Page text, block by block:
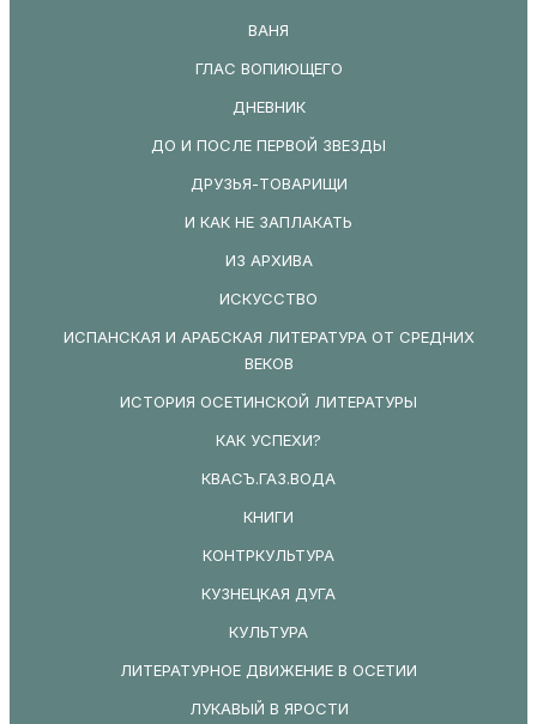
ВАНЯ
ГЛАС ВОПИЮЩЕГО
ДНЕВНИК
ДО И ПОСЛЕ ПЕРВОЙ ЗВЕЗДЫ
ДРУЗЬЯ-ТОВАРИЩИ
И КАК НЕ ЗАПЛАКАТЬ
ИЗ АРХИВА
ИСКУССТВО
ИСПАНСКАЯ И АРАБСКАЯ ЛИТЕРАТУРА ОТ СРЕДНИХ
ВЕКОВ
ИСТОРИЯ ОСЕТИНСКОЙ ЛИТЕРАТУРЫ
КАК УСПЕХИ?
КВАСЪ.ГАЗ.ВОДА
КНИГИ
КОНТРКУЛЬТУРА
КУЗНЕЦКАЯ ДУГА
КУЛЬТУРА
ЛИТЕРАТУРНОЕ ДВИЖЕНИЕ В ОСЕТИИ
ЛУКАВЫЙ В ЯРОСТИ